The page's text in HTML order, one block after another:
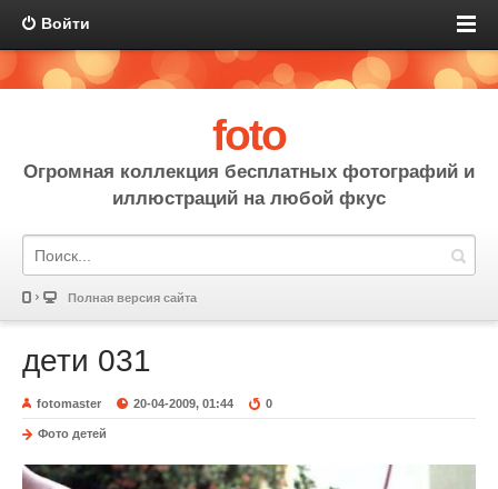
Войти
foto
Огромная коллекция бесплатных фотографий и
иллюстраций на любой фкус
Полная версия сайта
дети 031
fotomaster 20-04-2009, 01:44 0
Фото детей